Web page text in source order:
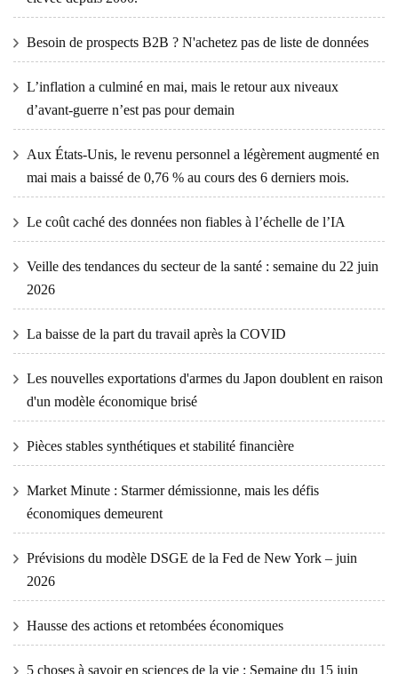
Besoin de prospects B2B ? N'achetez pas de liste de données
L’inflation a culminé en mai, mais le retour aux niveaux
d’avant-guerre n’est pas pour demain
Aux États-Unis, le revenu personnel a légèrement augmenté en
mai mais a baissé de 0,76 % au cours des 6 derniers mois.
Le coût caché des données non fiables à l’échelle de l’IA
Veille des tendances du secteur de la santé : semaine du 22 juin
2026
La baisse de la part du travail après la COVID
Les nouvelles exportations d'armes du Japon doublent en raison
d'un modèle économique brisé
Pièces stables synthétiques et stabilité financière
Market Minute : Starmer démissionne, mais les défis
économiques demeurent
Prévisions du modèle DSGE de la Fed de New York – juin
2026
Hausse des actions et retombées économiques
5 choses à savoir en sciences de la vie : Semaine du 15 juin